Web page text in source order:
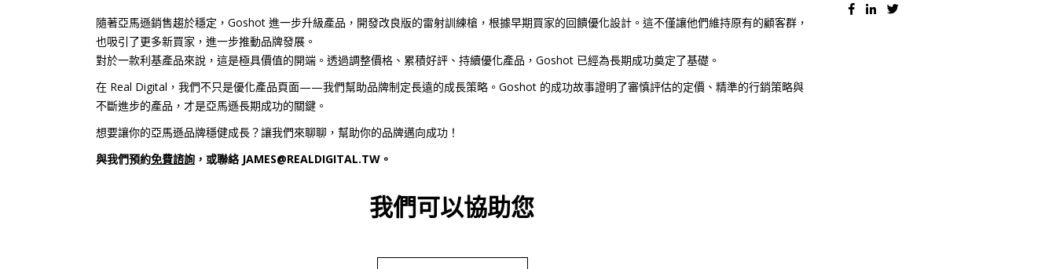
隨著亞馬遜銷售趨於穩定，Goshot 進一步升級產品，開發改良版的雷射訓練槍，根據早期買家的回饋優化設計。這不僅讓他們維持原有的顧客群，
也吸引了更多新買家，進一步推動品牌發展。
對於一款利基產品來說，這是極具價值的開端。透過調整價格、累積好評、持續優化產品，Goshot 已經為長期成功奠定了基礎。
在 Real Digital，我們不只是優化產品頁面——我們幫助品牌制定長遠的成長策略。Goshot 的成功故事證明了審慎評估的定價、精準的行銷策略與
不斷進步的產品，才是亞馬遜長期成功的關鍵。
想要讓你的亞馬遜品牌穩健成長？讓我們來聊聊，幫助你的品牌邁向成功！
與我們預約免費諮詢 ，或聯絡 JAMES@REALDIGITAL.TW 。
我們可以協助您